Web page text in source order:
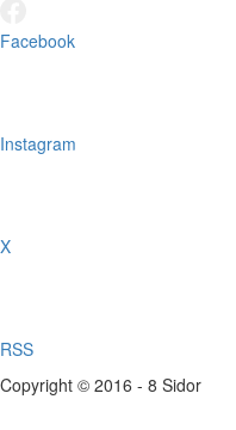
Facebook
Instagram
X
RSS
Copyright © 2016 - 8 Sidor